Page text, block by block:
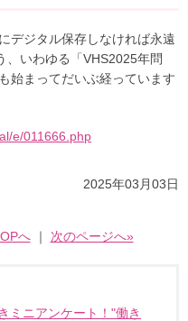
デジタル保存しなければ永遠
、いわゆる「VHS2025年問
始まってだいぶ経っています
e/011666.php
2025年03月03日
へ｜ 次のページへ»
ミニアンケート！"働き